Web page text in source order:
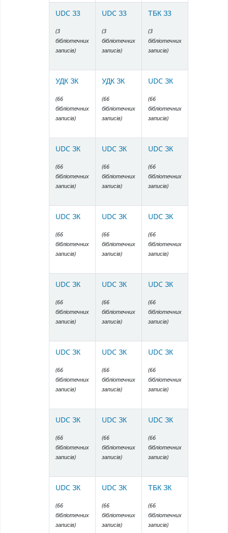
UDC З3
(3
бібліотечних
записів)
UDC З3
(3
бібліотечних
записів)
ТБК З3
(3
бібліотечних
записів)
УДК ЗК
(66
бібліотечних
записів)
УДК ЗК
(66
бібліотечних
записів)
UDC ЗК
(66
бібліотечних
записів)
UDC ЗК
(66
бібліотечних
записів)
UDC ЗК
(66
бібліотечних
записів)
UDC ЗК
(66
бібліотечних
записів)
UDC ЗК
(66
бібліотечних
записів)
UDC ЗК
(66
бібліотечних
записів)
UDC ЗК
(66
бібліотечних
записів)
UDC ЗК
(66
бібліотечних
записів)
UDC ЗК
(66
бібліотечних
записів)
UDC ЗК
(66
бібліотечних
записів)
UDC ЗК
(66
бібліотечних
записів)
UDC ЗК
(66
бібліотечних
записів)
UDC ЗК
(66
бібліотечних
записів)
UDC ЗК
(66
бібліотечних
записів)
UDC ЗК
(66
бібліотечних
записів)
UDC ЗК
(66
бібліотечних
записів)
UDC ЗК
(66
бібліотечних
записів)
UDC ЗК
(66
бібліотечних
записів)
ТБК ЗК
(66
бібліотечних
записів)